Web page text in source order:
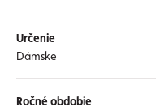
Určenie
Dámske
Ročné obdobie